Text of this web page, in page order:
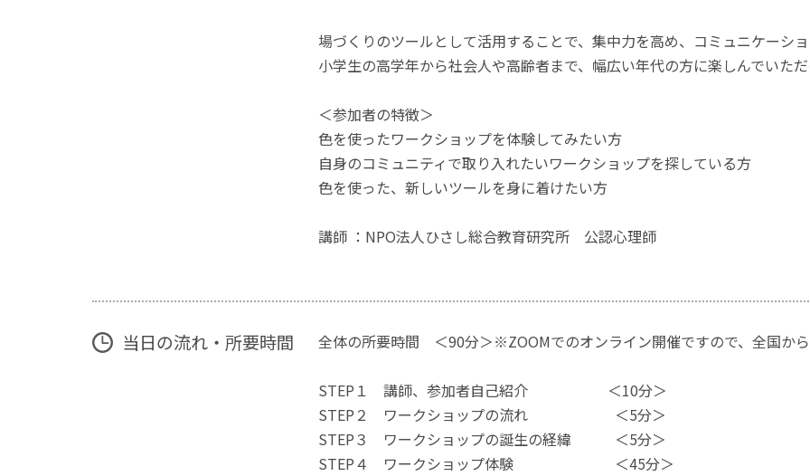
場づくりのツールとして活用することで、集中力を高め、コミュニケーショ
小学生の高学年から社会人や高齢者まで、幅広い年代の方に楽しんでいただ
＜参加者の特徴＞
色を使ったワークショップを体験してみたい方
自身のコミュニティで取り入れたいワークショップを探している方
色を使った、新しいツールを身に着けたい方
講師 ：NPO法人ひさし総合教育研究所 公認心理師
当日の流れ・所要時間 全体の所要時間 ＜90分＞※ZOOMでのオンライン開催ですので、全国から
STEP１ 講師、参加者自己紹介 ＜10分＞
STEP２ ワークショップの流れ ＜5分＞
STEP３ ワークショップの誕生の経緯 ＜5分＞
STEP４ ワークショップ体験 ＜45分＞